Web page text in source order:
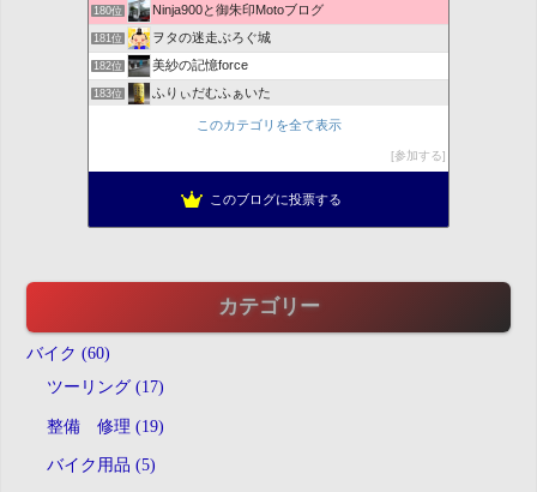
180位 Ninja900と御朱印Motoブログ
181位 ヲタの迷走ぶろぐ城
182位 美紗の記憶force
183位 ふりぃだむふぁいた
発達障害ファミリーの日常
Crock diary 廃人日記
ゴリった？ズマった？プラった？
このカテゴリを全て表示
参加する
このブログに投票する
カテゴリー
バイク (60)
ツーリング (17)
整備 修理 (19)
バイク用品 (5)